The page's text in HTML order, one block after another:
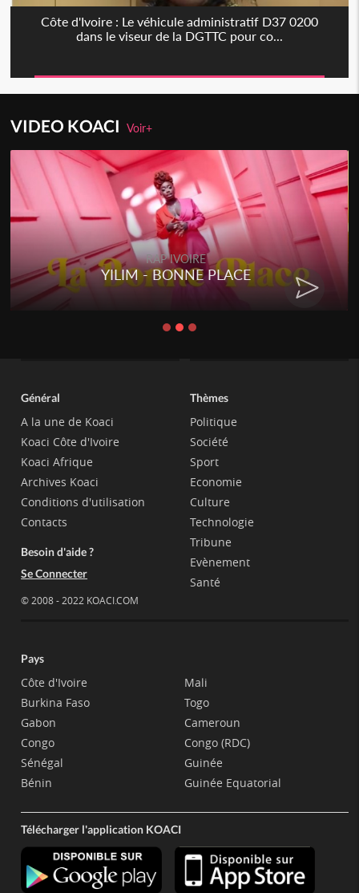
Côte d'Ivoire : Le véhicule administratif D37 0200
dans le viseur de la DGTTC pour co...
VIDEO KOACIVoir+
RAP IVOIRE
YILIM - BONNE PLACE
Général
A la une de Koaci
Koaci Côte d'Ivoire
Koaci Afrique
Archives Koaci
Conditions d'utilisation
Contacts
Besoin d'aide ?
Se Connecter
© 2008 - 2022 KOACI.COM
Thèmes
Politique
Société
Sport
Economie
Culture
Technologie
Tribune
Evènement
Santé
Pays
Côte d'Ivoire
Burkina Faso
Gabon
Congo
Sénégal
Bénin
Mali
Togo
Cameroun
Congo (RDC)
Guinée
Guinée Equatorial
Télécharger l'application KOACI